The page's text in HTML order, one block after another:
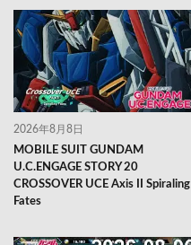
2026年8月8日
MOBILE SUIT GUNDAM
U.C.ENGAGE STORY 20
CROSSOVER UCE Axis II Spiraling
Fates